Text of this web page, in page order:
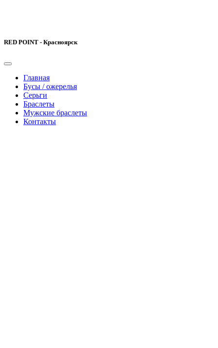
RED POINT - Красноярск
Главная
Бусы / ожерелья
Серьги
Браслеты
Мужские браслеты
Контакты